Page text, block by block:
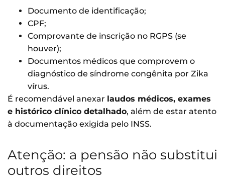
Documento de identificação;
CPF;
Comprovante de inscrição no RGPS (se
houver);
Documentos médicos que comprovem o
diagnóstico de síndrome congênita por Zika
vírus.
É recomendável anexar laudos médicos, exames
e histórico clínico detalhado, além de estar atento
à documentação exigida pelo INSS.
Atenção: a pensão não substitui
outros direitos